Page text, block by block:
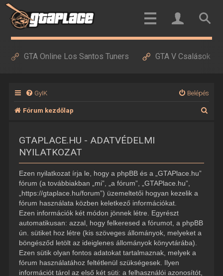
GTA Online Los Santos Tuners GTA V Csalások
GyIK Belépés
Fórum kezdőlap
GTAPLACE.HU - ADATVÉDELMI
NYILATKOZAT
Ezen nyilatkozat írja le, hogy a phpBB és a „GTAPlace.hu”
fórum (a továbbiakban „mi”, „a fórum”, „GTAPlace.hu”,
„https://gtaplace.hu/forum”) üzemeltetői hogyan kezelik a
fórum használata közben keletkező információkat.
Ezen információk két módon jönnek létre. Egyrészt
automatikusan: azzal, hogy felkeresed a fórumot, a phpBB
ún. sütiket hoz létre (kis szöveges állományok, melyeket a
böngésződ letölt az ideiglenes állományok könyvtárába).
Ezen sütik olyan fontos adatokat tartalmaznak, melyek a
fórum használatához feltétlenül szükségesek. Ilyen
információt tárol az első két süti: a felhasználói azonosítót,